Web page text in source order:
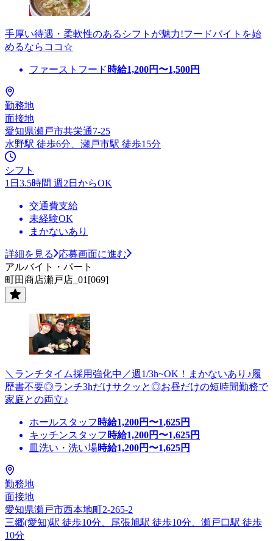
手厚い待遇・柔軟性のあるシフトが魅力!フードバイトを始
めるならココ☆
ファーストフード 時給1,200円〜1,500円
勤務地
面接地
愛知県瀬戸市共栄通7-25
水野駅 徒歩6分、瀬戸市駅 徒歩15分
シフト
1日3.5時間 週2日からOK
交通費支給
未経験OK
まかないあり
詳細を見る
応募画面に進む
アルバイト・パート
町田商店瀬戸店_01[069]
＼ランチタイム採用強化中／週1/3h~OK！まかないあり♪履
歴書不要◎ランチ3hだけサクッと◎お昼だけの短時間勤務で
家庭との両立♪
ホールスタッフ 時給1,200円〜1,625円
キッチンスタッフ 時給1,200円〜1,625円
皿洗い・洗い場時給1,200円〜1,625円
勤務地
面接地
愛知県瀬戸市西本地町2-265-2
三郷(愛知)駅 徒歩10分、尾張旭駅 徒歩10分、瀬戸口駅 徒歩
10分